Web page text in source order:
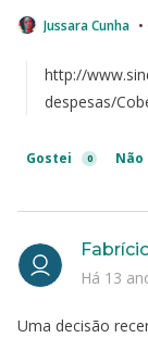
Jussara Cunha
http://
despesas/
Gostei 0
Uma decisão
Há 13